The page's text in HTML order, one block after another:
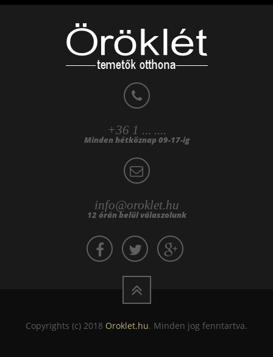
+36 1 ... ....
Minden hétköznap 09-17-ig
info@oroklet.hu
12 órán belül válaszolunk
Copyrights (c) 2018 Oroklet.hu. Minden jog fenntartva.